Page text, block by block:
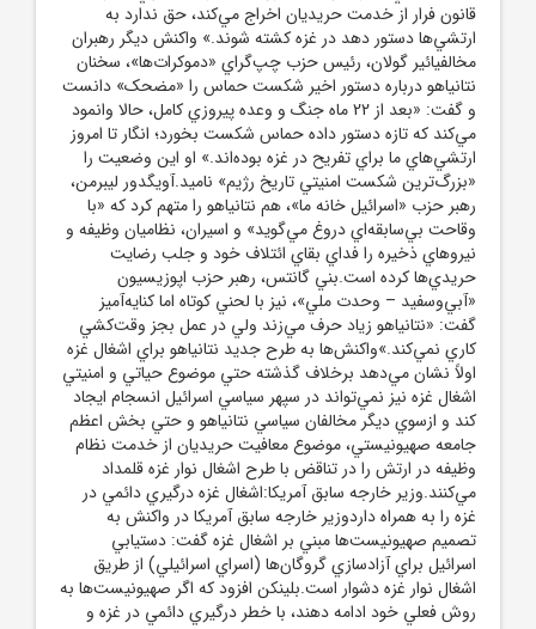
قانون فرار از خدمت حريديان اخراج مي‌کند، حق ندارد به
ارتشي‌ها دستور دهد در غزه کشته شوند.» واکنش ديگر رهبران
مخالفيائير گولان، رئيس حزب چپ‌گراي «دموکرات‌ها»، سخنان
نتانياهو درباره دستور اخير شکست حماس را «مضحک» دانست
و گفت: «بعد از 22 ماه جنگ و وعده پيروزي کامل، حالا وانمود
مي‌کند که تازه دستور داده حماس شکست بخورد؛ انگار تا امروز
ارتشي‌هاي ما براي تفريح در غزه بوده‌اند.» او اين وضعيت را
«بزرگ‌ترين شکست امنيتي تاريخ رژيم» ناميد.آويگدور ليبرمن،
رهبر حزب «اسرائيل خانه ما»، هم نتانياهو را متهم کرد که «با
وقاحت بي‌سابقه‌اي دروغ مي‌گويد» و اسيران، نظاميان وظيفه و
نيروهاي ذخيره را فداي بقاي ائتلاف خود و جلب رضايت
حريدي‌ها کرده است.بني گانتس، رهبر حزب اپوزيسيون
«آبي‌وسفيد – وحدت ملي»، نيز با لحني کوتاه اما کنايه‌آميز
گفت: «نتانياهو زياد حرف مي‌زند ولي در عمل بجز وقت‌کشي
کاري نمي‌کند.»واکنش‌ها به طرح جديد نتانياهو براي اشغال غزه
اولاً نشان مي‌دهد برخلاف گذشته حتي موضوع حياتي و امنيتي
اشغال غزه نيز نمي‌تواند در سپهر سياسي اسرائيل انسجام ايجاد
کند و ازسوي ديگر مخالفان سياسي نتانياهو و حتي بخش اعظم
جامعه صهيونيستي، موضوع معافيت حريديان از خدمت نظام
وظيفه در ارتش را در تناقض با طرح اشغال نوار غزه قلمداد
مي‌کنند.وزير خارجه سابق آمريکا:اشغال غزه درگيري دائمي در
غزه را به همراه داردوزير خارجه سابق آمريکا در واکنش به
تصميم صهيونيست‌ها مبني بر اشغال غزه گفت: دستيابي
اسرائيل براي آزادسازي گروگان‌ها (اسراي اسرائيلي) از طريق
اشغال نوار غزه دشوار است.بلينکن افزود که اگر صهيونيست‌ها به
روش فعلي خود ادامه دهند، با خطر درگيري دائمي در غزه و